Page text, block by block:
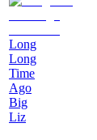
Long
Long
Time
Ago
Big
Liz